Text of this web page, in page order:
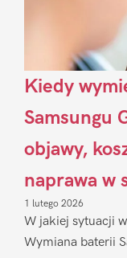
Kiedy
Samsungu
objawy,
naprawa w
1 lutego 2026
W jakiej sytuacji
Wymiana baterii